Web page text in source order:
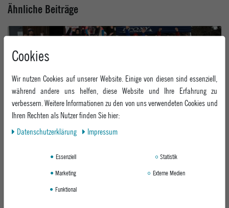
Ähnliche Beiträge
Shred Kids Geisskopf Snowboard Festival 2026 - Recap
Invalid date
Cookies
Wir nutzen Cookies auf unserer Website. Einige von diesen sind essenziell,
während andere uns helfen, diese Website und Ihre Erfahrung zu
verbessern. Weitere Informationen zu den von uns verwendeten Cookies und
Ihren Rechten als Nutzer finden Sie hier:
Daten­schutz­erklärung
Impressum
Essenziell
Statistik
Marketing
Externe Medien
Funktional